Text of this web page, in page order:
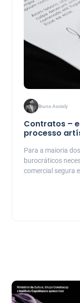
Bruno Accioly
Contratos –
processo
Para a maioria
burocráticos
comercial segura